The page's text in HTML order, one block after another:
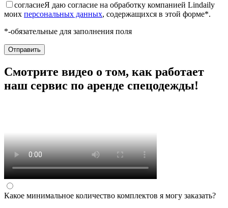
согласиеЯ даю согласие на обработку компанией Lindaily
моих персональных данных, содержащихся в этой форме*.
*-обязательные для заполнения поля
Смотрите видео о том, как работает
наш сервис по аренде спецодежды!
Какое минимальное количество комплектов я могу заказать?